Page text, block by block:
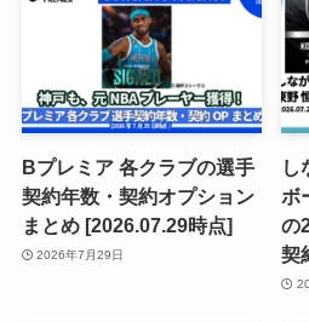
Bプレミア 各クラブの選手
契約年数・契約オプション
まとめ [2026.07.29時点]
2026年7月29日
し
ボ
の
契